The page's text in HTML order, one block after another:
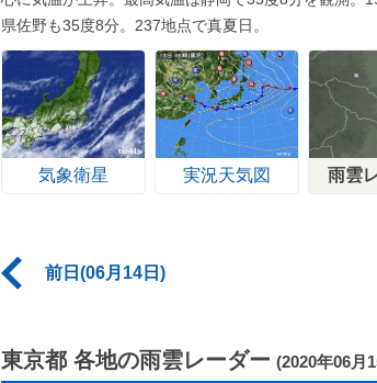
県佐野も35度8分。237地点で真夏日。
気象衛星 実況天気図 雨雲
前日(06月14日)
東京都 各地の雨雲レーダー (2020年06月